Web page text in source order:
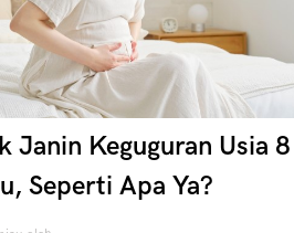
Janin Keguguran Usia 8
Seperti Apa Ya?